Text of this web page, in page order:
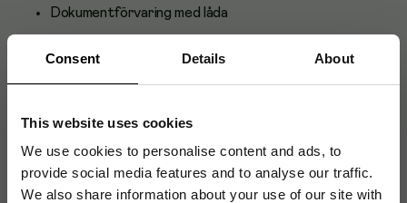
Consent Details About
This website uses cookies
We use cookies to personalise content and ads, to
provide social media features and to analyse our traffic.
We also share information about your use of our site with
Dokumentförvaring med låda
Tillverkad av återvunnet returpapper
Laminerad med vackert präglat papper
Läderhandtag